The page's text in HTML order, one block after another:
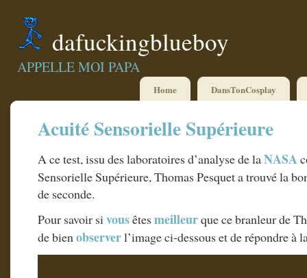
dafuckingblueboy
APPELLE MOI PAPA
Home DansTonCosplay
Acuité Sensorielle Supérieure
A ce test, issu des laboratoires d’analyse de laNASA
Sensorielle Supérieure, Thomas Pesquet a trouvé la
de seconde.
Pour savoir sivousêtesmeilleurque ce branleur de
de bienobserverl’image ci-dessous et de répondre à